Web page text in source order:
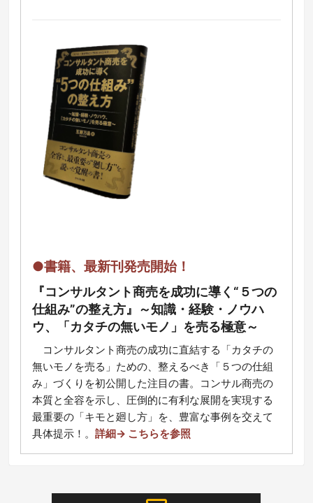
●書籍、最新刊発売開始！
『コンサルタント商売を成功に導く“５つの
仕組み”の整え方』～知識・経験・ノウハ
ウ、「カタチの無いモノ」を売る極意～
コ ンサルタント商売の成功に直結する「カタチの
無いモノを売る」ための、整えるべき「５つの仕組
み」づくりを初公開した注目の書。コンサル商売の
本質と全容を示し、圧倒的に有利な展開を実現する
最重要の「キモと廻し方」を、豊富な事例を交えて
具体提示！ 。詳細→ こちらを参照